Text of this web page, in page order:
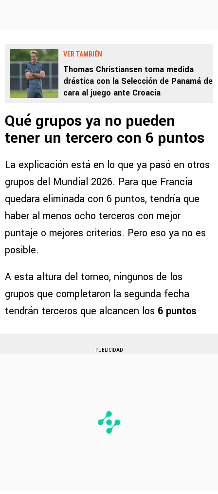
VER TAMBIÉN
Thomas Christiansen toma medida
drástica con la Selección de Panamá de
cara al juego ante Croacia
Qué grupos ya no pueden
tener un tercero con 6 puntos
La explicación está en lo que ya pasó en otros
grupos del Mundial 2026. Para que Francia
quedara eliminada con 6 puntos, tendría que
haber al menos ocho terceros con mejor
puntaje o mejores criterios. Pero eso ya no es
posible.
A esta altura del torneo, ningunos de los
grupos que completaron la segunda fecha
tendrán terceros que alcancen los 6 puntos
PUBLICIDAD